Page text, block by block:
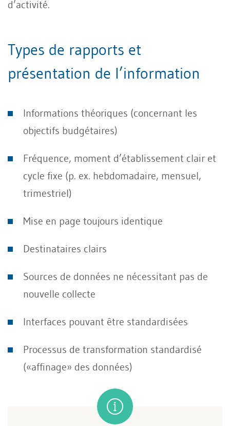
d’activité.
Types de rapports et
présentation de l’information
Informations théoriques (concernant les
objectifs budgétaires)
Fréquence, moment d’établissement clair et
cycle fixe (p. ex. hebdomadaire, mensuel,
trimestriel)
Mise en page toujours identique
Destinataires clairs
Sources de données ne nécessitant pas de
nouvelle collecte
Interfaces pouvant être standardisées
Processus de transformation standardisé
(«affinage» des données)